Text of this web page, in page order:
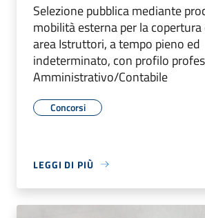
Selezione pubblica mediante
mobilità esterna per la
area Istruttori, a tempo pieno ed
indeterminato, con profilo
Amministrativo/Contabile
Concorsi
LEGGI DI PIÙ